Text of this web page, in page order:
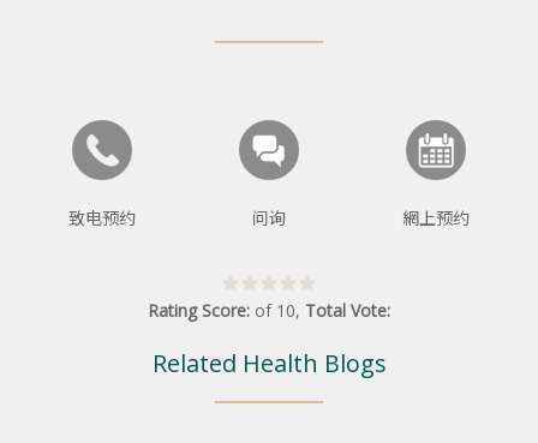
致电预约 问询 網上预约
Rating Score: of 10, Total Vote:
Related Health Blogs